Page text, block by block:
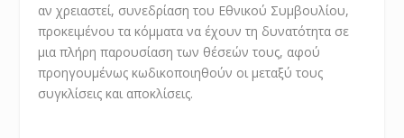
αν χρειαστεί, συνεδρίαση του Εθνικού Συμβουλίου,
προκειμένου τα κόμματα να έχουν τη δυνατότητα σε
μια πλήρη παρουσίαση των θέσεών τους, αφού
προηγουμένως κωδικοποιηθούν οι μεταξύ τους
συγκλίσεις και αποκλίσεις.